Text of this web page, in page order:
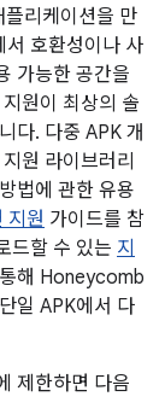
리케이션을 만
서 호환성이나 사
가능한 공간을
원이 최상의 솔
다. 다중 APK 개
원 라이브러리
법에 관한 유용
지원 가이드를 참
드할 수 있는 지
해 Honeycomb
일 APK에서 다
제한하면 다음